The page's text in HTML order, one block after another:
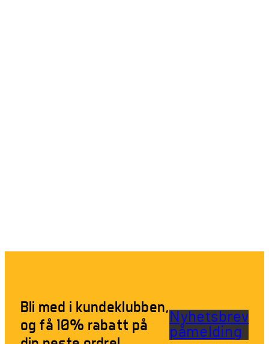
Bli med i kundeklubben,
og få 10% rabatt på
Nyhetsbrev
påmelding